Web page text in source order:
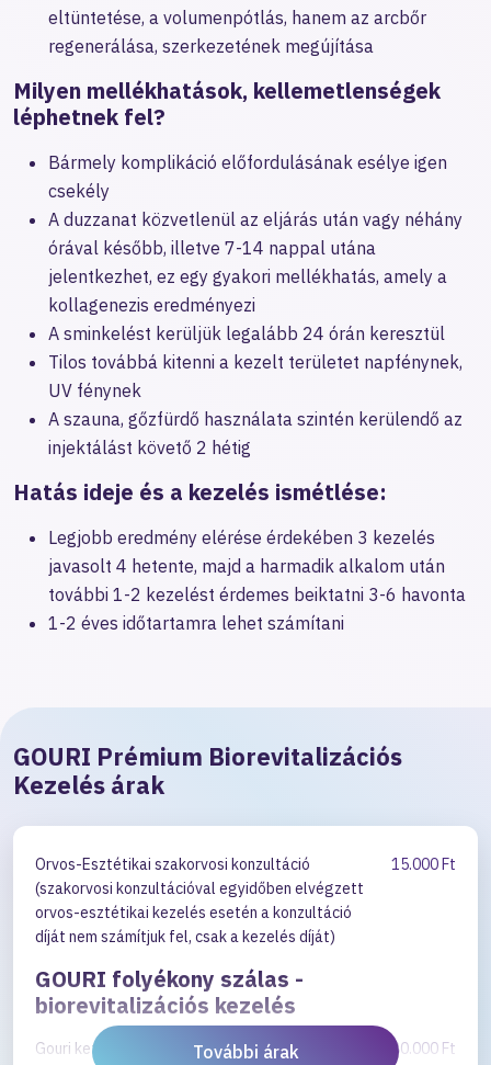
eltüntetése, a volumenpótlás, hanem az arcbőr
regenerálása, szerkezetének megújítása
Milyen mellékhatások, kellemetlenségek
léphetnek fel?
Bármely komplikáció előfordulásának esélye igen
csekély
A duzzanat közvetlenül az eljárás után vagy néhány
órával később, illetve 7-14 nappal utána
jelentkezhet, ez egy gyakori mellékhatás, amely a
kollagenezis eredményezi
A sminkelést kerüljük legalább 24 órán keresztül
Tilos továbbá kitenni a kezelt területet napfénynek,
UV fénynek
A szauna, gőzfürdő használata szintén kerülendő az
injektálást követő 2 hétig
Hatás ideje és a kezelés ismétlése:
Legjobb eredmény elérése érdekében 3 kezelés
javasolt 4 hetente, majd a harmadik alkalom után
további 1-2 kezelést érdemes beiktatni 3-6 havonta
1-2 éves időtartamra lehet számítani
GOURI Prémium Biorevitalizációs
Kezelés árak
Orvos-Esztétikai szakorvosi konzultáció
(szakorvosi konzultációval egyidőben elvégzett
orvos-esztétikai kezelés esetén a konzultáció
díját nem számítjuk fel, csak a kezelés díját)
15.000 Ft
GOURI folyékony szálas -
biorevitalizációs kezelés
Gouri kezelés 1 alkalom 180.000 Ft
További árak